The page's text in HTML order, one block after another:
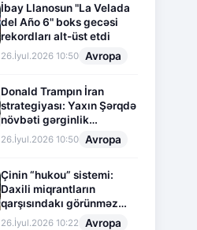
İbay Llanosun "La Velada
del Año 6" boks gecəsi
rekordları alt-üst etdi
26.İyul.2026 10:50 Avropa
Donald Trampın İran
strategiyası: Yaxın Şərqdə
növbəti gərginlik
mərhələsi
26.İyul.2026 10:50 Avropa
Çinin “hukou” sistemi:
Daxili miqrantların
qarşısındakı görünməz
sədd
26.İyul.2026 10:22 Avropa